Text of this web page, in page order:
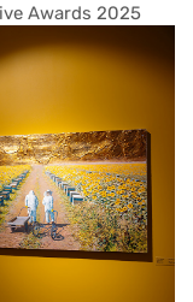
Awards 2025